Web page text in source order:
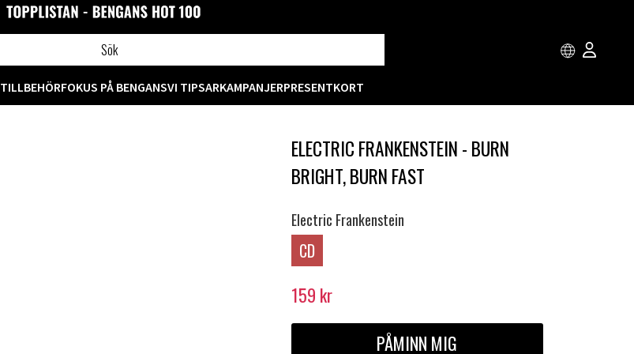
TILLBEHÖRFOKUS PÅ BENGANSVI TIPSARKAMPANJERPRESENTKORT
ELECTRIC FRANKENSTEIN - BURN
BRIGHT, BURN FAST
Electric Frankenstein
CD
159 kr
PÅMINN MIG